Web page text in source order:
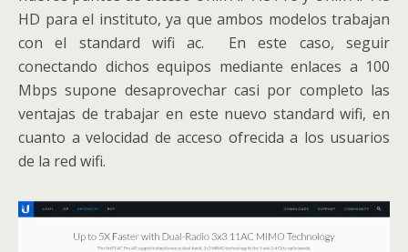
HD para el instituto, ya que ambos modelos trabajan
con el standard wifi ac. En este caso, seguir
conectando dichos equipos mediante enlaces a 100
Mbps supone desaprovechar casi por completo las
ventajas de trabajar en este nuevo standard wifi, en
cuanto a velocidad de acceso ofrecida a los usuarios
de la red wifi.